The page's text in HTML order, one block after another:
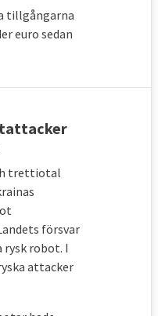
tillgångarna
euro sedan
trettiotal
försvar
rysk robot. I
attacker